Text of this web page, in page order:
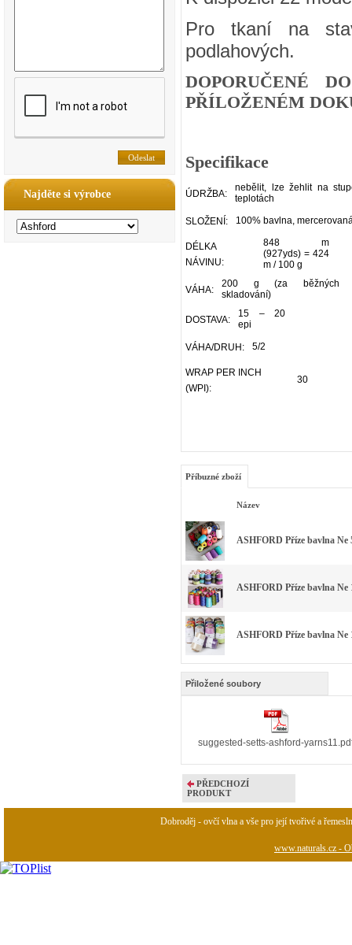
Najděte si výrobce
Pro tkaní na
podlahových.
DOPORUČENÉ
PŘÍLOŽENÉM
Specifikace
ÚDRŽBA:
nebělit, lze žehlit na
teplotách
SLOŽENÍ: 100% bavlna,
DÉLKA
NÁVINU:
848 m
(927yds) = 424
m / 100 g
VÁHA:
200 g (za běžných
skladování)
DOSTAVA:
15 – 20
epi
VÁHA/DRUH: 5/2
WRAP PER INCH
(WPI):
30
Příbuzné zboží
Název
ASHFORD Příze bavlna Ne
ASHFORD Příze bavlna Ne
ASHFORD Příze bavlna Ne
Přiložené soubory
suggested-setts-ashford-
PŘEDCHOZÍ
PRODUKT
Dobroděj - ovčí vlna a vše pro její tvořivé a
www.naturals.cz -